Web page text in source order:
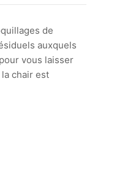
de
auxquels
vous laisser
chair est